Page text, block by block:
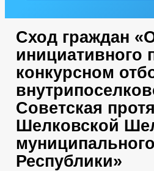
Сход граждан
инициативного
конкурсном
Советская
Шелковской
Республики»